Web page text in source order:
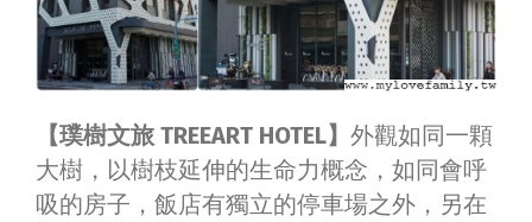
【璞樹文旅 TREEART HOTEL】 外觀如同一顆
大樹，以樹枝延伸的生命力概念，如同會呼
吸的房子，飯店有獨立的停車場之外，另在